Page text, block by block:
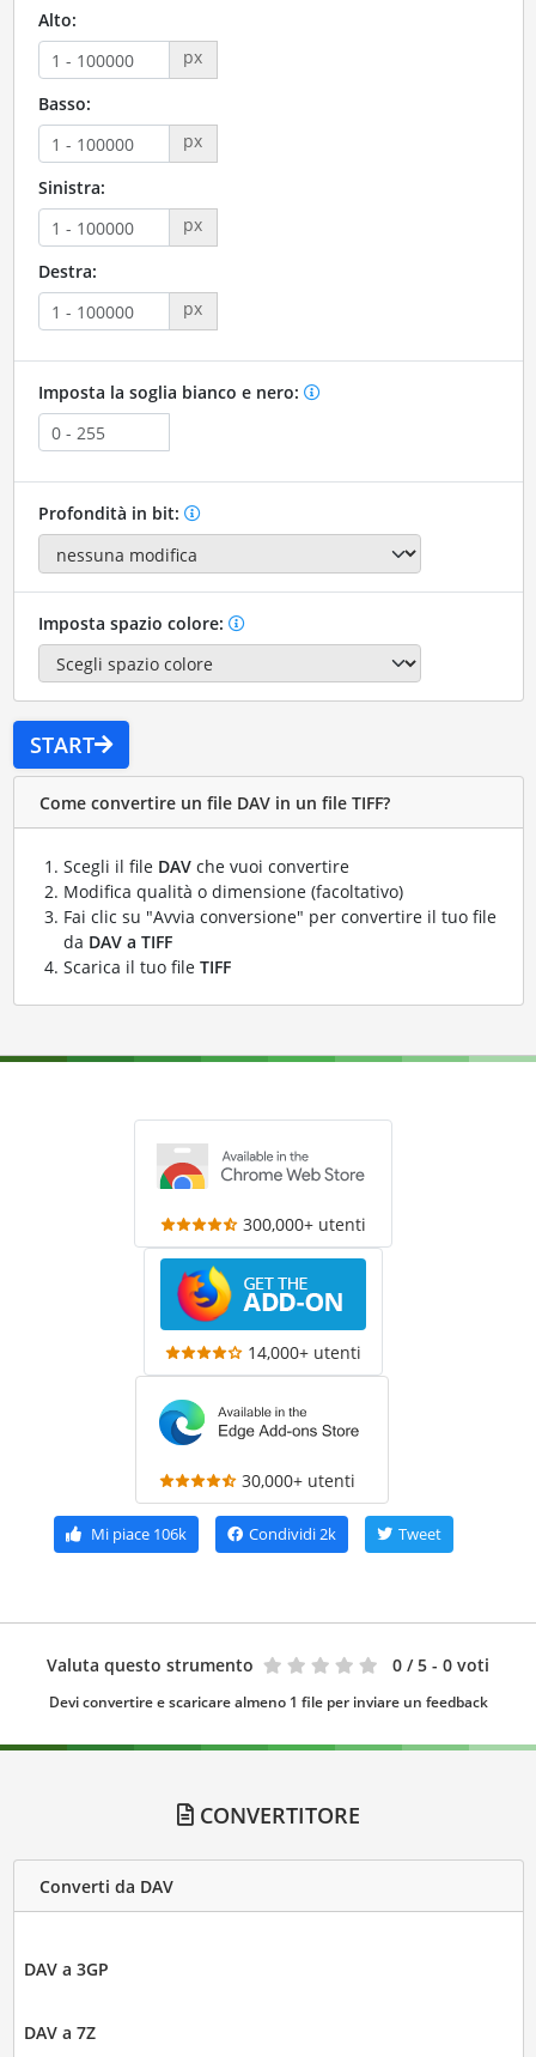
Alto:
px
Basso:
px
Sinistra:
px
Destra:
px
Imposta la soglia bianco e nero:
Profondità in bit:
Imposta spazio colore:
START
Come convertire un file DAV in un file TIFF?
Scegli il file DAVche vuoi convertire
Modifica qualità o dimensione (facoltativo)
Fai clic su "Avvia conversione" per convertire il tuo file
da DAV a TIFF
Scarica il tuo file TIFF
300,000+ utenti
14,000+ utenti
30,000+ utenti
Mi piace 106k Condividi2k Tweet
Valuta questo strumento 0 / 5 - 0 voti
Devi convertire e scaricare almeno 1 file per inviare un feedback
CONVERTITORE
Converti da DAV
DAV a 3GP
DAV a 7Z